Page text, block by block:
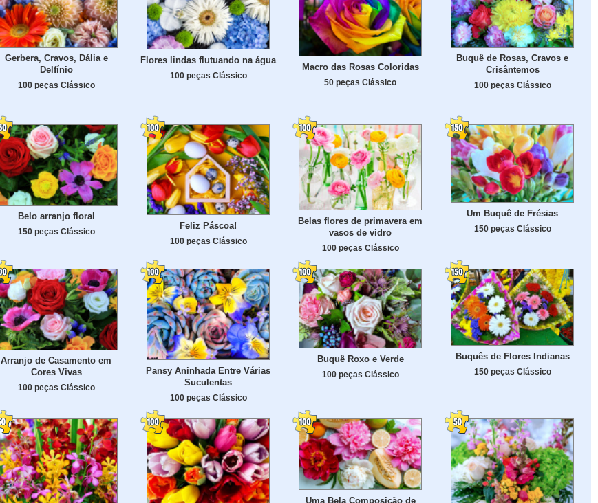
Gerbera, Cravos, Dália e
Delfínio
100 peças Clássico
Flores lindas flutuando na água
100 peças Clássico
Macro das Rosas Coloridas
50 peças Clássico
Buquê de Rosas, Cravos e
Crisântemos
100 peças Clássico
Belo arranjo floral
150 peças Clássico
Feliz Páscoa!
100 peças Clássico
Belas flores de primavera em
vasos de vidro
100 peças Clássico
Um Buquê de Frésias
150 peças Clássico
Arranjo de Casamento em
Cores Vivas
100 peças Clássico
Pansy Aninhada Entre Várias
Suculentas
100 peças Clássico
Buquê Roxo e Verde
100 peças Clássico
Buquês de Flores Indianas
150 peças Clássico
Uma Bela Composição de